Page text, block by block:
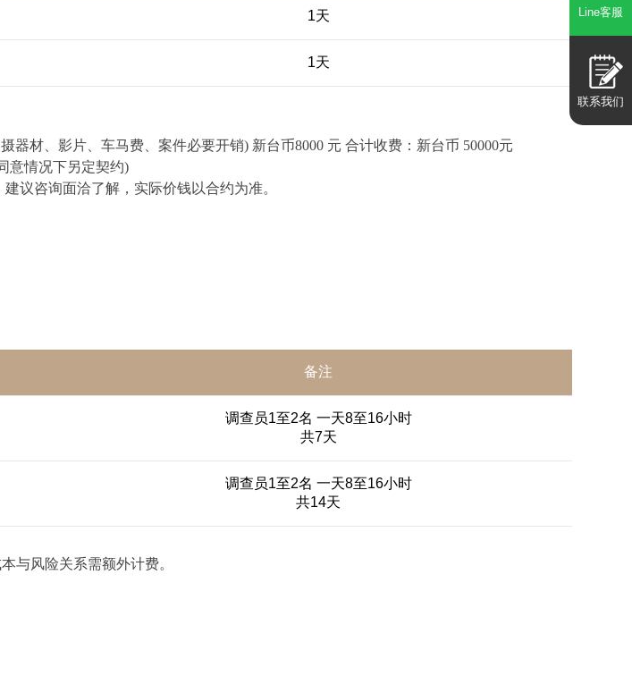
1天
1天
器材、影片、车马费、案件必要开销) 新台币8000 元 合计收费：新台币 50000元
意情况下另定契约)
议咨询面洽了解，实际价钱以合约为准。
备注
调查员1至2名 一天8至16小时
共7天
调查员1至2名 一天8至16小时
共14天
与风险关系需额外计费。
Line客服
联系我们